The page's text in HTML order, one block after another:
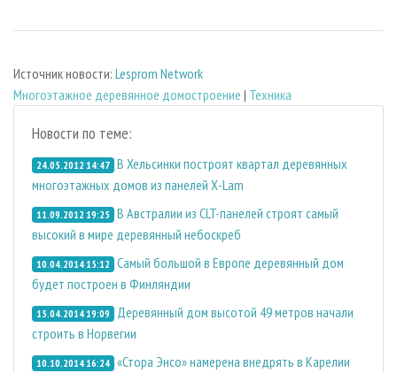
Источник новости: Lesprom Network
Многоэтажное деревянное домостроение | Техника
Новости по теме:
24.05.2012 14:47 В Хельсинки построят квартал деревянных
многоэтажных домов из панелей Х-Lam
11.09.2012 19:25 В Австралии из CLT-панелей строят самый
высокий в мире деревянный небоскреб
10.04.2014 15:12 Самый большой в Европе деревянный дом
будет построен в Финляндии
15.04.2014 19:09
Деревянный дом высотой 49 метров начали
строить в Норвегии
10.10.2014 16:24 «Стора Энсо» намерена внедрять в Карелии